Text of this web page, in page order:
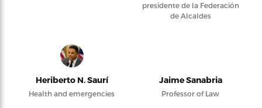
presidente de la Federación
de Alcaldes
Heriberto N. Saurí
Health and emergencies
Jaime Sanabria
Professor of Law